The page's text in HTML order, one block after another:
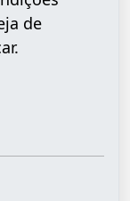
de